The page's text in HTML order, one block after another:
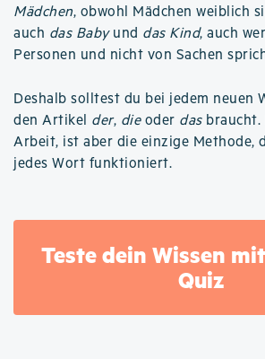
Mädchen, obwohl Mädchen weiblich
auch das Babyund das Kind, auch
Personen und nicht von Sachen
Deshalb solltest du bei jedem neuen
den Artikel der, dieoder dasbraucht.
Arbeit, ist aber die einzige Methode,
jedes Wort funktioniert.
Teste dein Wissen
Quiz